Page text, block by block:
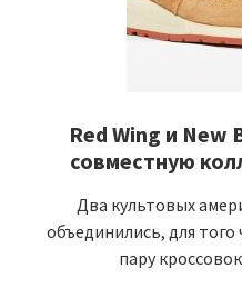
Red Wing и New
совместную
Два культовых
объединились, для
пару